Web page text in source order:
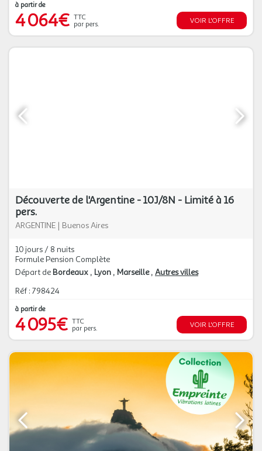
à partir de
4 064€ TTC
par pers.
VOIR L'OFFRE
Découverte de l'Argentine - 10J/8N - Limité à 16
pers.
ARGENTINE | Buenos Aires
10 jours / 8 nuits
Formule Pension Complète
Départ de Bordeaux Lyon Marseille Autres villes
Réf : 798424
à partir de
4 095€ TTC
par pers.
VOIR L'OFFRE